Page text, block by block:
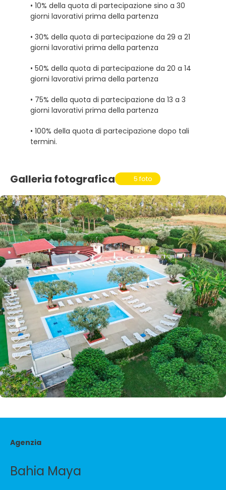
• 10% della quota di partecipazione sino a 30
giorni lavorativi prima della partenza
• 30% della quota di partecipazione da 29 a 21
giorni lavorativi prima della partenza
• 50% della quota di partecipazione da 20 a 14
giorni lavorativi prima della partenza
• 75% della quota di partecipazione da 13 a 3
giorni lavorativi prima della partenza
• 100% della quota di partecipazione dopo tali
termini.
Galleria fotografica 5 foto
Agenzia
Bahia Maya